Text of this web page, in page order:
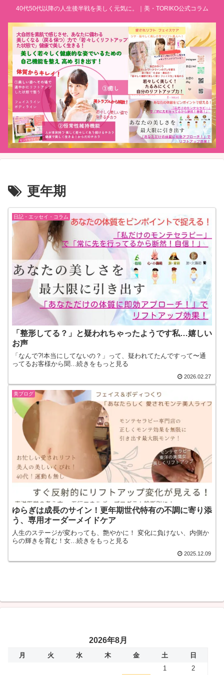
40代50代以降の人生後半戦を美しく元気に。｜美・TORIKO公式コラム
更年期
日記・エッセイ・コラム
「整形してる？」と疑われちゃったようです私…嬉しい
お声
「なんで?!本当にしてないの？」って、疑われてたんですって〜通
ってるお客様から聞...続きをもっと見る
2026.02.27
美ブログ
ゆらぎは成長のサイン！更年期世代特有の不調に寄り添
う、専用オーダーメイドケア
人生のステージが変わっても、艶やかに！ 変化に負けない、内側か
らの輝きを育む！女...続きをもっと見る
2025.12.09
2026年8月
月 火 水 木 金 土
日
1
2